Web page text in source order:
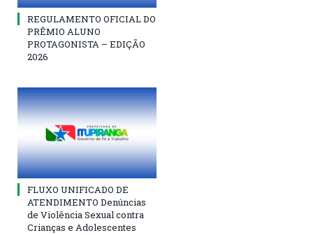
REGULAMENTO OFICIAL DO
PRÊMIO ALUNO
PROTAGONISTA – EDIÇÃO
2026
FLUXO UNIFICADO DE
ATENDIMENTO Denúncias
de Violência Sexual contra
Crianças e Adolescentes